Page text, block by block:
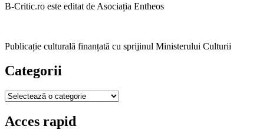
B-Critic.ro este editat de Asociația Entheos
Publicație culturală finanțată cu sprijinul Ministerului Culturii
Categorii
Categorii
Acces rapid